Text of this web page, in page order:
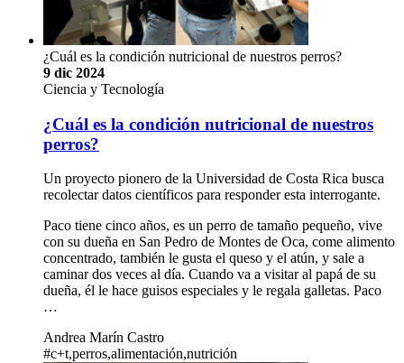
¿Cuál es la condición nutricional de nuestros perros?
9 dic 2024
Ciencia y Tecnología
¿Cuál es la condición nutricional de nuestros
perros?
Un proyecto pionero de la Universidad de Costa Rica busca
recolectar datos científicos para responder esta interrogante.
Paco tiene cinco años, es un perro de tamaño pequeño, vive
con su dueña en San Pedro de Montes de Oca, come alimento
concentrado, también le gusta el queso y el atún, y sale a
caminar dos veces al día. Cuando va a visitar al papá de su
dueña, él le hace guisos especiales y le regala galletas. Paco
…
Andrea Marín Castro
#c+t,perros,alimentación,nutrición